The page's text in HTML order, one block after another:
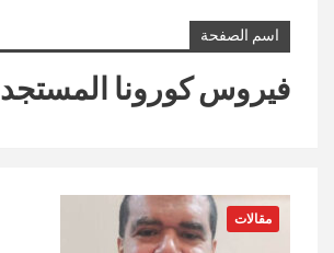
اسم الصفحة
فيروس كورونا المستجد
مقالات